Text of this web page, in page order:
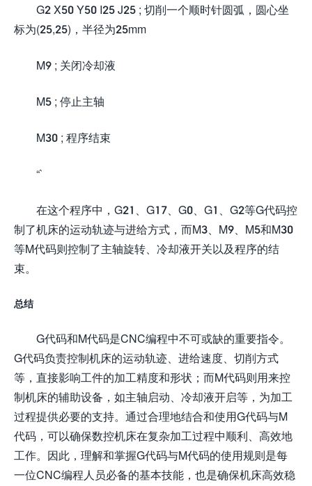
G2 X50 Y50 I25 J25 ; 切削一个顺时针圆弧，圆心坐
标为(25,25)，半径为25mm
M9 ; 关闭冷却液
M5 ; 停止主轴
M30 ; 程序结束
“`
在这个程序中，G21、G17、G0、G1、G2等G代码控
制了机床的运动轨迹与进给方式，而M3、M9、M5和M30
等M代码则控制了主轴旋转、冷却液开关以及程序的结
束。
总结
G代码和M代码是CNC编程中不可或缺的重要指令。
G代码负责控制机床的运动轨迹、进给速度、切削方式
等，直接影响工件的加工精度和形状；而M代码则用来控
制机床的辅助设备，如主轴启动、冷却液开启等，为加工
过程提供必要的支持。通过合理地结合和使用G代码与M
代码，可以确保数控机床在复杂加工过程中顺利、高效地
工作。因此，理解和掌握G代码与M代码的使用规则是每
一位CNC编程人员必备的基本技能，也是确保机床高效稳